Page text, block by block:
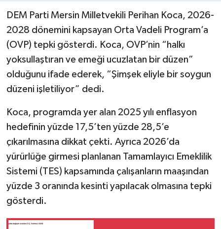
DEM Parti Mersin Milletvekili Perihan Koca, 2026-
2028 dönemini kapsayan Orta Vadeli Program’a
(OVP) tepki gösterdi. Koca, OVP’nin “halkı
yoksullaştıran ve emeği ucuzlatan bir düzen”
olduğunu ifade ederek, “Şimşek eliyle bir soygun
düzeni işletiliyor” dedi.
Koca, programda yer alan 2025 yılı enflasyon
hedefinin yüzde 17,5’ten yüzde 28,5’e
çıkarılmasına dikkat çekti. Ayrıca 2026’da
yürürlüğe girmesi planlanan Tamamlayıcı Emeklilik
Sistemi (TES) kapsamında çalışanların maaşından
yüzde 3 oranında kesinti yapılacak olmasına tepki
gösterdi.